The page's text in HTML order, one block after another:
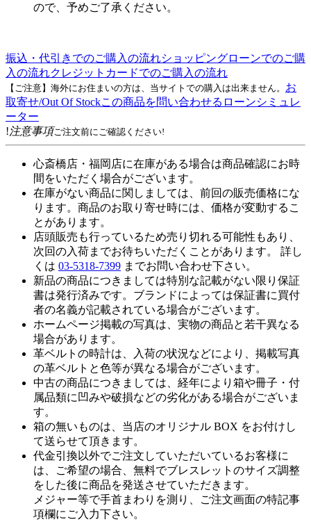
ので、予めご了承ください。
振込・代引きでのご購入の流れショッピングローンでのご購
入の流れクレジットカードでのご購入の流れ
【ご注意】海外にお住まいの方は、当サイトでの購入は出来ません。 お
取寄せ/Out Of Stockこの商品を問い合わせる ローンシミュレ
ーター
!注意事項ご注文前にご確認ください!
心斎橋店・福岡店に在庫がある場合は商品確認にお時
間をいただく場合がございます。
在庫がない商品に関しましては、前回の販売価格にな
ります。商品のお取り寄せ時には、価格が変動するこ
とがあります。
店頭販売も行っているため売り切れる可能性もあり、
次回の入荷までお待ちいただくことがあります。 詳し
くは 03-5318-7399 までお問い合わせ下さい。
新品の商品につきましては特別な記載がない限り保証
書は発行済みです。ブランドによっては保証書に買付
者の名義が記載されている場合がございます。
ホームページ掲載の写真は、実物の商品と若干異なる
場合があります。
革ベルトの時計は、入荷の状況などにより、掲載写真
の革ベルトと色等が異なる場合がございます。
中古の商品につきましては、経年により箱や冊子・付
属品類に凹みや破損などの劣化がある場合がございま
す。
箱の無いものは、当店のオリジナル BOX をお付けし
て送らせて頂きます。
代金引換以外でご注文していただいているお客様に
は、ご希望の場合、無料でブレスレットのサイズ調整
をした後に商品を発送させていただきます。
メジャー等で手首まわりを測り、ご注文画面の特記事
項欄にご入力下さい。